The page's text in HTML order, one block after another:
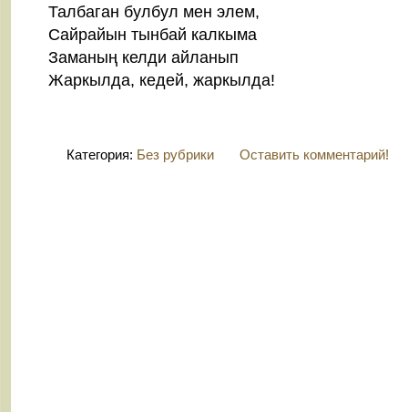
Талбаган булбул мен элем,
Сайрайын тынбай калкыма
Заманың келди айланып
Жаркылда, кедей, жаркылда!
Категория: Без рубрики Оставить комментарий!